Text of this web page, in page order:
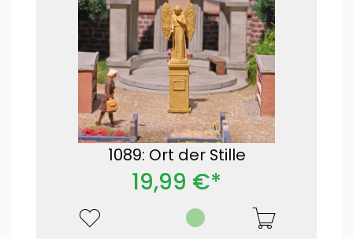
1089: Ort der Stille
19,99 €*